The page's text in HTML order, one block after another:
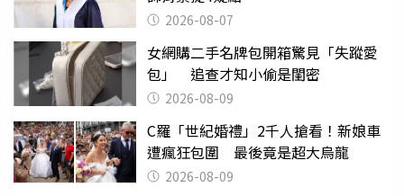
2026-08-07
女網購二手名牌包開箱驚見「失蹤愛
包」 追查才知小偷是閨密
2026-08-09
C羅「世紀婚禮」2千人搶看！新娘車
遭瘋狂包圍 最後竟是超大烏龍
2026-08-09